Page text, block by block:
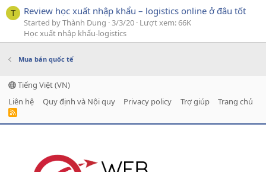
T Review học xuất nhập khẩu – logistics online ở đâu tốt
Started by Thành Dung 3/3/20 Lượt xem: 66K
Học xuất nhập khẩu-logistics
Mua bán quốc tế
Tiếng Việt (VN)
Liên hệ
Quy định và Nội quy Privacy policy Trợ giúp Trang chủ
R